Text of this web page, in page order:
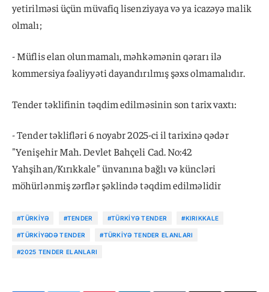
yetirilməsi üçün müvafiq lisenziyaya və ya icazəyə malik
olmalı;
- Müflis elan olunmamalı, məhkəmənin qərarı ilə
kommersiya fəaliyyəti dayandırılmış şəxs olmamalıdır.
Tender təklifinin təqdim edilməsinin son tarix vaxtı:
- Tender təklifləri 6 noyabr 2025-ci il tarixinə qədər
"Yenişehir Mah. Devlet Bahçeli Cad. No:42
Yahşihan/Kırıkkale" ünvanına bağlı və küncləri
möhürlənmiş zərflər şəklində təqdim edilməlidir
#TÜRKIYƏ #TENDER #TÜRKIYƏ TENDER #KIRIKKALE
#TÜRKIYƏDƏ TENDER #TÜRKIYƏ TENDER ELANLARI
#2025 TENDER ELANLARI